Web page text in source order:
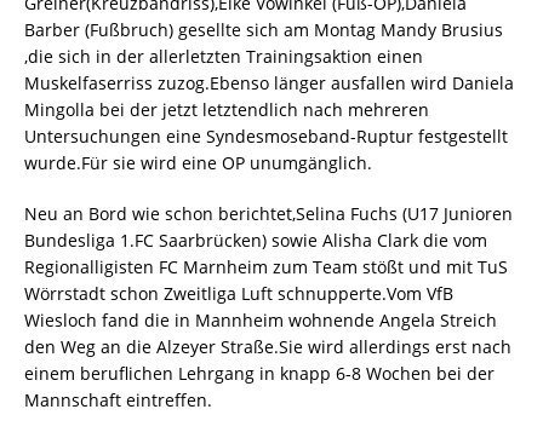
Barber (Fußbruch) gesellte sich am Montag Mandy Brusius
,die sich in der allerletzten Trainingsaktion einen
Muskelfaserriss zuzog.Ebenso länger ausfallen wird Daniela
Mingolla bei der jetzt letztendlich nach mehreren
Untersuchungen eine Syndesmoseband-Ruptur festgestellt
wurde.Für sie wird eine OP unumgänglich.
Neu an Bord wie schon berichtet,Selina Fuchs (U17 Junioren
Bundesliga 1.FC Saarbrücken) sowie Alisha Clark die vom
Regionalligisten FC Marnheim zum Team stößt und mit TuS
Wörrstadt schon Zweitliga Luft schnupperte.Vom VfB
Wiesloch fand die in Mannheim wohnende Angela Streich
den Weg an die Alzeyer Straße.Sie wird allerdings erst nach
einem beruflichen Lehrgang in knapp 6-8 Wochen bei der
Mannschaft eintreffen.